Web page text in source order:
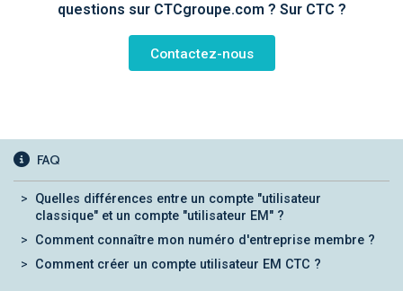
questions sur CTCgroupe.com ? Sur CTC ?
Contactez-nous
FAQ
Quelles différences entre un compte "utilisateur
classique" et un compte "utilisateur EM" ?
Comment connaître mon numéro d'entreprise membre ?
Comment créer un compte utilisateur EM CTC ?